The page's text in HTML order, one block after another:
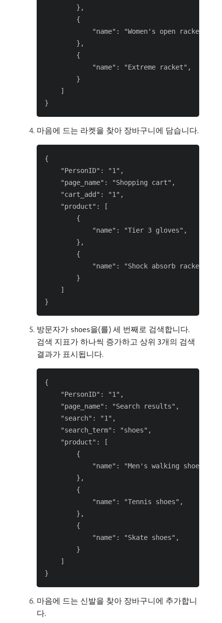
        },
        {
            "name": "Women's open racket",
        },
        {
            "name": "Extreme racket",
        }
    ]
마음에 드는 라켓을 찾아 장바구니에 담습니다.
{
    "PersonID": "1",
    "page_name": "Shopping cart",
    "cart_add": "1",
    "product": [
        {
            "name": "Tier 3 gloves",
        },
        {
            "name": "Shock absorb racket",
        }
    ]
방문자가 shoes을(를) 세 번째로 검색합니다.
검색 지표가 하나씩 증가하고 상위 3개의 검색
결과가 표시됩니다.
{
    "PersonID": "1",
    "page_name": "Search results",
    "search": "1",
    "search_term": "shoes",
    "product": [
        {
            "name": "Men's walking shoes",
        },
        {
            "name": "Tennis shoes",
        },
        {
            "name": "Skate shoes",
        }
    ]
마음에 드는 신발을 찾아 장바구니에 추가합니
다.